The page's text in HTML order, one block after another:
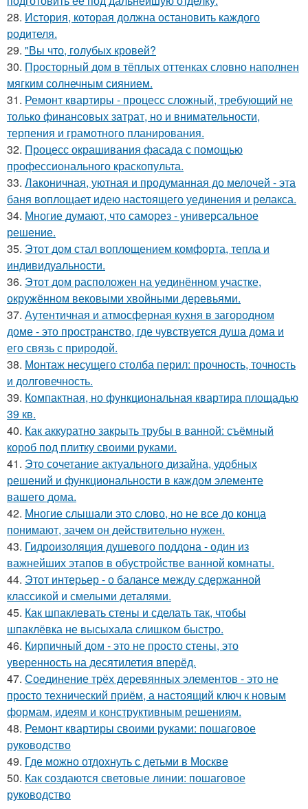
28. История, которая должна остановить каждого
родителя.
29. "Вы что, голубых кровей?
30. Просторный дом в тёплых оттенках словно наполнен
мягким солнечным сиянием.
31. Ремонт квартиры - процесс сложный, требующий не
только финансовых затрат, но и внимательности,
терпения и грамотного планирования.
32. Процесс окрашивания фасада с помощью
профессионального краскопульта.
33. Лаконичная, уютная и продуманная до мелочей - эта
баня воплощает идею настоящего уединения и релакса.
34. Многие думают, что саморез - универсальное
решение.
35. Этот дом стал воплощением комфорта, тепла и
индивидуальности.
36. Этот дом расположен на уединённом участке,
окружённом вековыми хвойными деревьями.
37. Аутентичная и атмосферная кухня в загородном
доме - это пространство, где чувствуется душа дома и
его связь с природой.
38. Монтаж несущего столба перил: прочность, точность
и долговечность.
39. Компактная, но функциональная квартира площадью
39 кв.
40. Как аккуратно закрыть трубы в ванной: съёмный
короб под плитку своими руками.
41. Это сочетание актуального дизайна, удобных
решений и функциональности в каждом элементе
вашего дома.
42. Многие слышали это слово, но не все до конца
понимают, зачем он действительно нужен.
43. Гидроизоляция душевого поддона - один из
важнейших этапов в обустройстве ванной комнаты.
44. Этот интерьер - о балансе между сдержанной
классикой и смелыми деталями.
45. Как шпаклевать стены и сделать так, чтобы
шпаклёвка не высыхала слишком быстро.
46. Кирпичный дом - это не просто стены, это
уверенность на десятилетия вперёд.
47. Соединение трёх деревянных элементов - это не
просто технический приём, а настоящий ключ к новым
формам, идеям и конструктивным решениям.
48. Ремонт квартиры своими руками: пошаговое
руководство
49. Где можно отдохнуть с детьми в Москве
50. Как создаются световые линии: пошаговое
руководство